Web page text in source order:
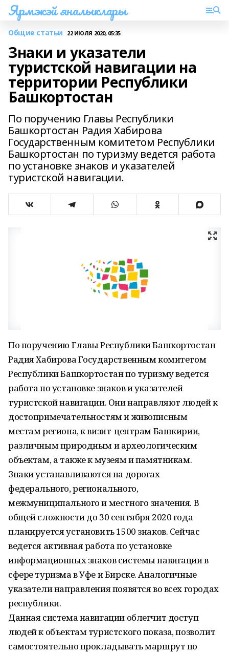
Ярмэкэй яналыклары
Общие статьи 22 ИЮЛЯ 2020, 05:35
Знаки и указатели
туристской навигации на
территории Республики
Башкортостан
По поручению Главы Республики
Башкортостан Радия Хабирова
Государственным комитетом Республики
Башкортостан по туризму ведется работа
по установке знаков и указателей
туристской навигации.
По поручению Главы Республики Башкортостан
Радия Хабирова Государственным комитетом
Республики Башкортостан по туризму ведется
работа по установке знаков и указателей
туристской навигации. Они направляют людей к
достопримечательностям и живописным
местам региона, к визит-центрам Башкирии,
различным природным и археологическим
объектам, а также к музеям и памятникам.
Знаки устанавливаются на дорогах
федерального, регионального,
межмуниципального и местного значения. В
общей сложности до 30 сентября 2020 года
планируется установить 1500 знаков. Сейчас
ведется активная работа по установке
информационных знаков системы навигации в
сфере туризма в Уфе и Бирске. Аналогичные
указатели направления появятся во всех городах
республики.
Данная система навигации облегчит доступ
людей к объектам туристского показа, позволит
самостоятельно прокладывать маршрут по